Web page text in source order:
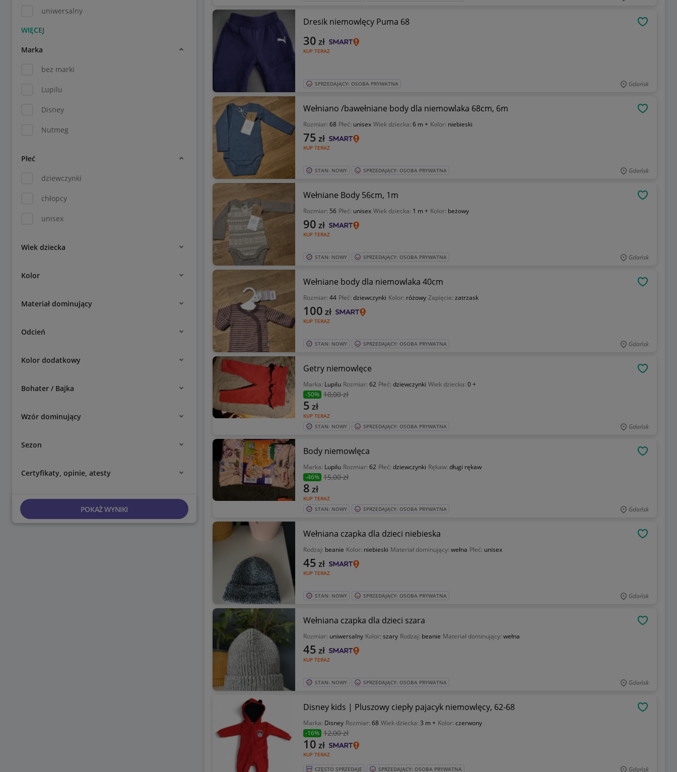
uniwersalny
Marka
bez marki
Lupilu
Disney
Nutmeg
Płeć
dziewczynki
chłopcy
unisex
Wiek dziecka
Kolor
Materiał dominujący
Odcień
Kolor dodatkowy
Bohater / Bajka
Wzór dominujący
Sezon
Certyfikaty, opinie, atesty
POKAŻ WYNIKI
Dresik niemowlęcy Puma 68
KUP TERAZ
30 zł
SPRZEDAJĄCY: OSOBA PRYWATNA Gdańsk
Wełniano /bawełniane body dla niemowlaka 68cm, 6m
Rozmiar: 68 Płeć: unisex Wiek dziecka: 6 m + Kolor: niebieski
KUP TERAZ
75 zł
STAN: NOWY SPRZEDAJĄCY: OSOBA PRYWATNA Gdańsk
Wełniane Body 56cm, 1m
Rozmiar: 56 Płeć: unisex Wiek dziecka: 1 m + Kolor: beżowy
KUP TERAZ
90 zł
STAN: NOWY SPRZEDAJĄCY: OSOBA PRYWATNA Gdańsk
Wełniane body dla niemowlaka 40cm
Rozmiar: 44 Płeć: dziewczynki Kolor: różowy Zapięcie: zatrzask
KUP TERAZ
100 zł
STAN: NOWY SPRZEDAJĄCY: OSOBA PRYWATNA Gdańsk
Getry niemowlęce
Marka: Lupilu Rozmiar: 62 Płeć: dziewczynki Wiek dziecka: 0 +
-50% 10,00 zł
KUP TERAZ
5 zł
STAN: NOWY SPRZEDAJĄCY: OSOBA PRYWATNA Gdańsk
Body niemowlęca
Marka: Lupilu Rozmiar: 62 Płeć: dziewczynki Rękaw: długi rękaw
-46% 15,00 zł
KUP TERAZ
8 zł
STAN: NOWY SPRZEDAJĄCY: OSOBA PRYWATNA Gdańsk
Wełniana czapka dla dzieci niebieska
Rodzaj: beanie Kolor: niebieski Materiał dominujący: wełna Płeć: unisex
KUP TERAZ
45 zł
STAN: NOWY SPRZEDAJĄCY: OSOBA PRYWATNA Gdańsk
Wełniana czapka dla dzieci szara
Rozmiar: uniwersalny Kolor: szary Rodzaj: beanie Materiał dominujący: wełna
KUP TERAZ
45 zł
STAN: NOWY SPRZEDAJĄCY: OSOBA PRYWATNA Gdańsk
Disney kids | Pluszowy ciepły pajacyk niemowlęcy, 62-68
Marka: Disney Rozmiar: 68 Wiek dziecka: 3 m + Kolor: czerwony
-16% 12,00 zł
KUP TERAZ
10 zł
CZĘSTO SPRZEDAJE SPRZEDAJĄCY: OSOBA PRYWATNA Gdańsk